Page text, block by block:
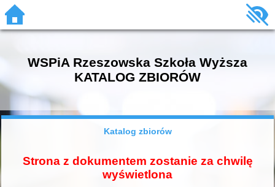
WSPiA Rzeszowska Szkoła Wyższa
KATALOG ZBIORÓW
Katalog zbiorów
Strona z dokumentem zostanie za chwilę
wyświetlona